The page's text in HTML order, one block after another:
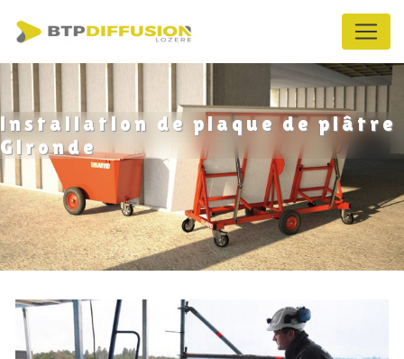
installation de plaque de plâtre
Gironde